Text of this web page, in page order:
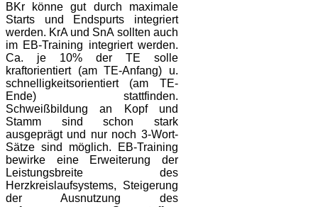
BKr könne gut durch maximale
Starts und Endspurts integriert
werden. KrA und SnA sollten auch
im EB-Training integriert werden.
Ca. je 10% der TE solle
kraftorientiert (am TE-Anfang) u.
schnelligkeitsorientiert (am TE-
Ende) stattfinden.
Schweißbildung an Kopf und
Stamm sind schon stark
ausgeprägt und nur noch 3-Wort-
Sätze sind möglich. EB-Training
bewirke eine Erweiterung der
Leistungsbreite des
Herzkreislaufsystems, Steigerung
der Ausnutzung des